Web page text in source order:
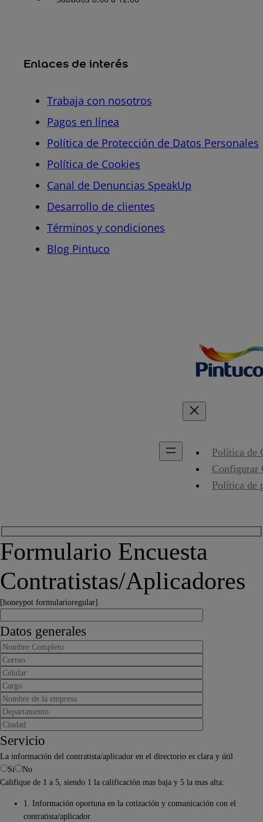
Enlaces de interés
Trabaja con nosotros
Pagos en línea
Política de Protección de Datos Personales
Política de Cookies
Canal de Denuncias SpeakUp
Desarrollo de clientes
Términos y condiciones
Blog Pintuco
Política de
Configurar
Política de
Formulario Encuesta
Contratistas/Aplicadores
[honeypot formularioregular]
Datos generales
Servicio
La información del contratista/aplicador en el directorio es clara y útil
Si
No
Califique de 1 a 5, siendo 1 la calificación mas baja y 5 la mas alta:
1. Información oportuna en la cotización y comunicación con el
contratista/aplicador